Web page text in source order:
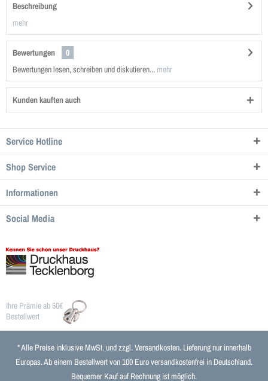
Beschreibung
mehr
Bewertungen
0
Bewertungen lesen, schreiben und diskutieren... mehr
Kunden kauften auch
Service Hotline
Shop Service
Informationen
Social Media
Ihre Prämie ab 50€
Bestellwert
* Alle Preise inklusive MwSt. und zzgl.Versandkosten. Lieferung nur innerhalb
Europas. Ab einem Bestellwert von 100 Euro versandkostenfrei in Deutschland.
Bequemer Kauf auf Rechnung ist möglich.